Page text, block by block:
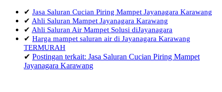
✔ Jasa Saluran Cucian Piring Mampet Jayanagara Karawang
✔ Ahli Saluran Mampet Jayanagara Karawang
✔ Ahli Saluran Air Mampet Solusi diJayanagara
✔ Harga mampet saluran air di Jayanagara Karawang
TERMURAH
✔ Postingan terkait: Jasa Saluran Cucian Piring Mampet
Jayanagara Karawang